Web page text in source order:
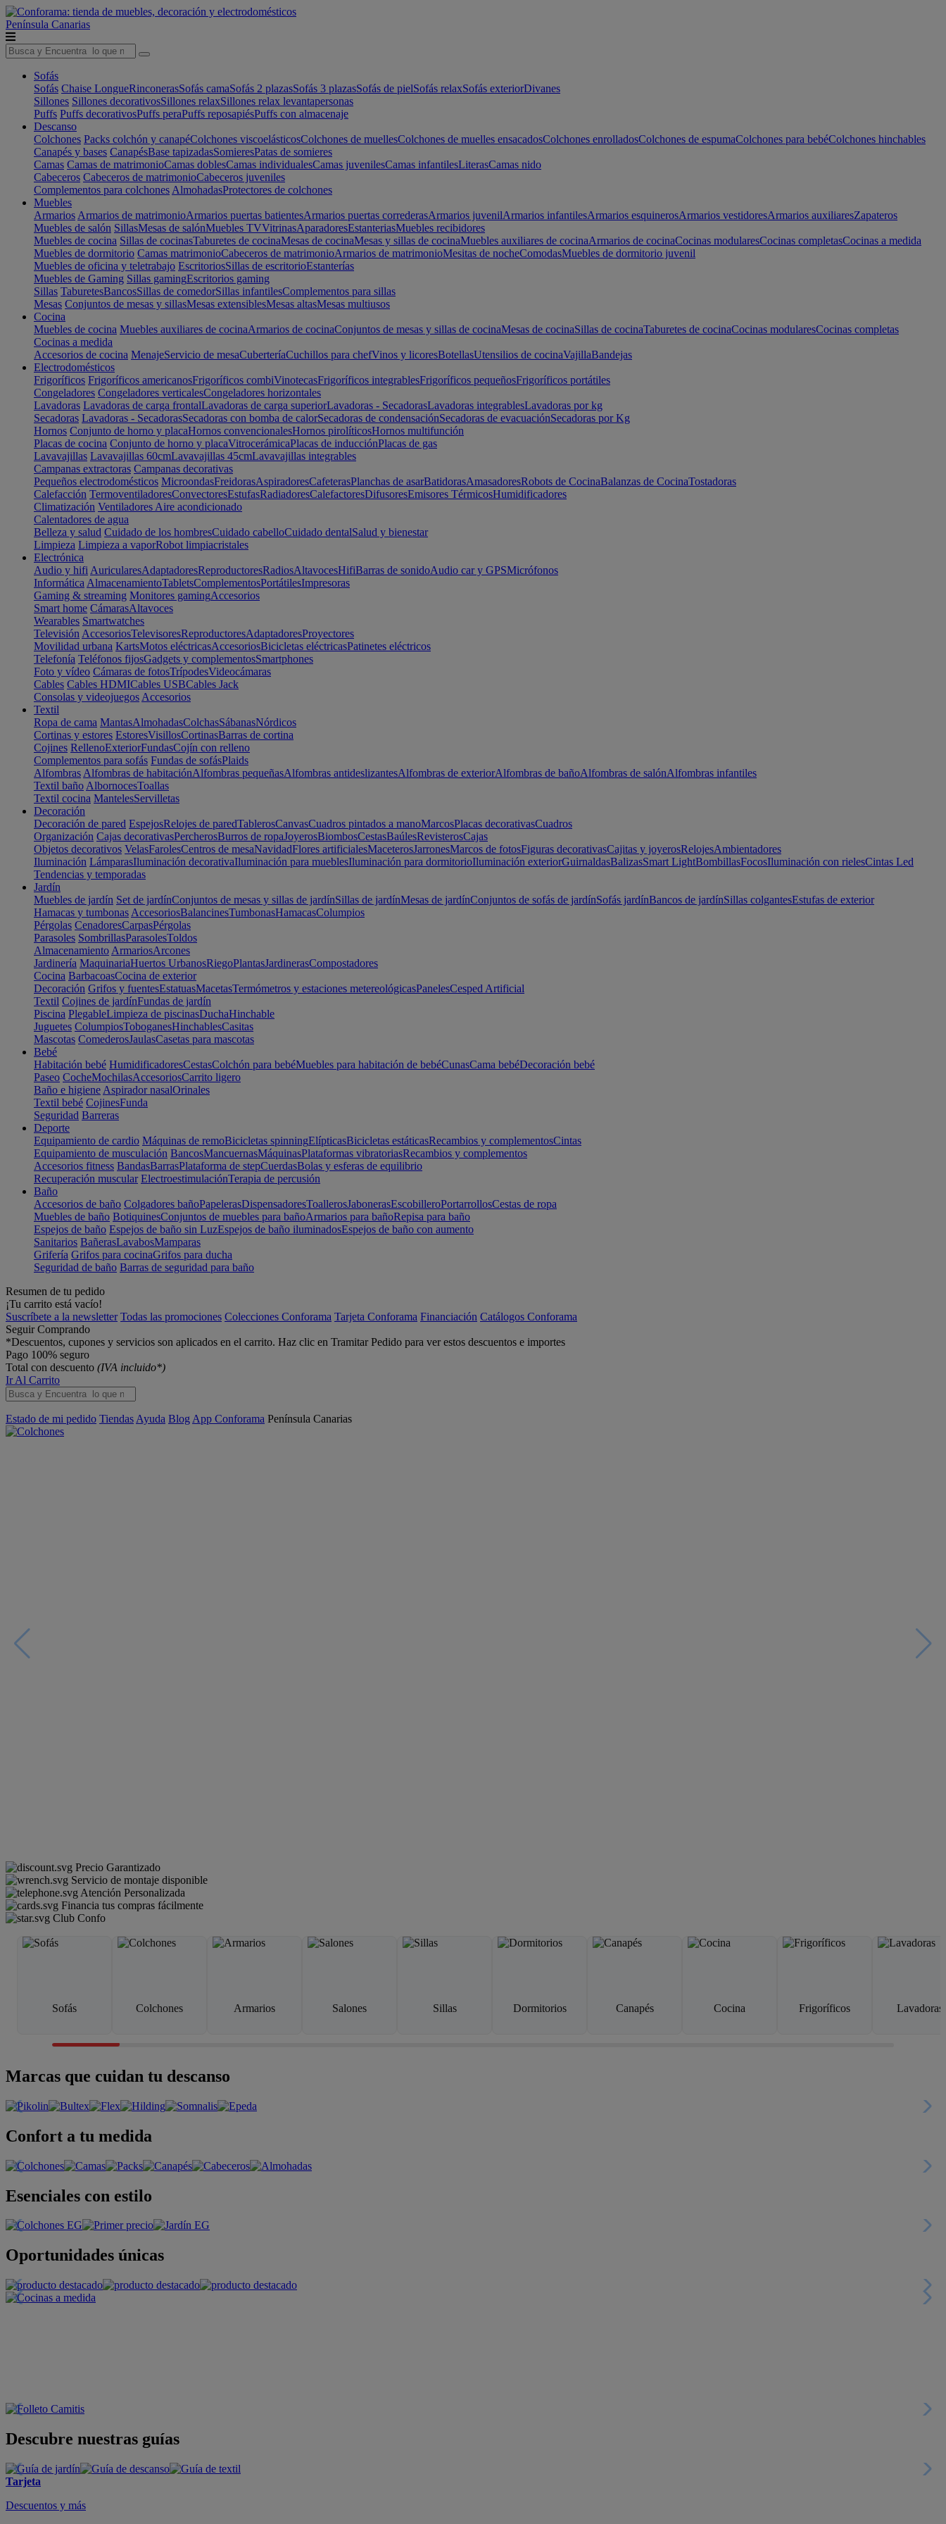
Península Canarias
Sofás
Sofás Chaise LongueRinconerasSofás camaSofás 2 plazasSofás 3 plazasSofás de pielSofás relaxSofás exteriorDivanes
Sillones Sillones decorativosSillones relaxSillones relax levantapersonas
Puffs Puffs decorativosPuffs peraPuffs reposapiésPuffs con almacenaje
Descanso
Colchones Packs colchón y canapéColchones viscoelásticosColchones de muellesColchones de muelles ensacadosColchones enrolladosColchones de espumaColchones para bebéColchones hinchables
Canapés y bases CanapésBase tapizadasSomieresPatas de somieres
Camas Camas de matrimonioCamas doblesCamas individualesCamas juvenilesCamas infantilesLiterasCamas nido
Cabeceros Cabeceros de matrimonioCabeceros juveniles
Complementos para colchones AlmohadasProtectores de colchones
Muebles
Armarios Armarios de matrimonioArmarios puertas batientesArmarios puertas correderasArmarios juvenilArmarios infantilesArmarios esquinerosArmarios vestidoresArmarios auxiliaresZapateros
Muebles de salón SillasMesas de salónMuebles TVVitrinasAparadoresEstanteriasMuebles recibidores
Muebles de cocina Sillas de cocinasTaburetes de cocinaMesas de cocinaMesas y sillas de cocinaMuebles auxiliares de cocinaArmarios de cocinaCocinas modularesCocinas completasCocinas a medida
Muebles de dormitorio Camas matrimonioCabeceros de matrimonioArmarios de matrimonioMesitas de nocheComodasMuebles de dormitorio juvenil
Muebles de oficina y teletrabajo EscritoriosSillas de escritorioEstanterías
Muebles de Gaming Sillas gamingEscritorios gaming
Sillas TaburetesBancosSillas de comedorSillas infantilesComplementos para sillas
Mesas Conjuntos de mesas y sillasMesas extensiblesMesas altasMesas multiusos
Cocina
Muebles de cocina Muebles auxiliares de cocinaArmarios de cocinaConjuntos de mesas y sillas de cocinaMesas de cocinaSillas de cocinaTaburetes de cocinaCocinas modularesCocinas completas
Cocinas a medida
Accesorios de cocina MenajeServicio de mesaCuberteríaCuchillos para chefVinos y licoresBotellasUtensilios de cocinaVajillaBandejas
Electrodomésticos
Frigoríficos Frigoríficos americanosFrigoríficos combiVinotecasFrigoríficos integrablesFrigoríficos pequeñosFrigoríficos portátiles
Congeladores Congeladores verticalesCongeladores horizontales
Lavadoras Lavadoras de carga frontalLavadoras de carga superiorLavadoras - SecadorasLavadoras integrablesLavadoras por kg
Secadoras Lavadoras - SecadorasSecadoras con bomba de calorSecadoras de condensaciónSecadoras de evacuaciónSecadoras por Kg
Hornos Conjunto de horno y placaHornos convencionalesHornos pirolíticosHornos multifunción
Placas de cocina Conjunto de horno y placaVitrocerámicaPlacas de inducciónPlacas de gas
Lavavajillas Lavavajillas 60cmLavavajillas 45cmLavavajillas integrables
Campanas extractoras Campanas decorativas
Pequeños electrodomésticos MicroondasFreidorasAspiradoresCafeterasPlanchas de asarBatidorasAmasadoresRobots de CocinaBalanzas de CocinaTostadoras
Calefacción TermoventiladoresConvectoresEstufasRadiadoresCalefactoresDifusoresEmisores TérmicosHumidificadores
Climatización Ventiladores Aire acondicionado
Calentadores de agua
Belleza y salud Cuidado de los hombresCuidado cabelloCuidado dentalSalud y bienestar
Limpieza Limpieza a vaporRobot limpiacristales
Electrónica
Audio y hifi AuricularesAdaptadoresReproductoresRadiosAltavocesHifiBarras de sonidoAudio car y GPSMicrófonos
Informática AlmacenamientoTabletsComplementosPortátilesImpresoras
Gaming & streaming Monitores gamingAccesorios
Smart home CámarasAltavoces
Wearables Smartwatches
Televisión AccesoriosTelevisoresReproductoresAdaptadoresProyectores
Movilidad urbana KartsMotos eléctricasAccesoriosBicicletas eléctricasPatinetes eléctricos
Telefonía Teléfonos fijosGadgets y complementosSmartphones
Foto y vídeo Cámaras de fotosTrípodesVideocámaras
Cables Cables HDMICables USBCables Jack
Consolas y videojuegos Accesorios
Textil
Ropa de cama MantasAlmohadasColchasSábanasNórdicos
Cortinas y estores EstoresVisillosCortinasBarras de cortina
Cojines RellenoExteriorFundasCojín con relleno
Complementos para sofás Fundas de sofásPlaids
Alfombras Alfombras de habitaciónAlfombras pequeñasAlfombras antideslizantesAlfombras de exteriorAlfombras de bañoAlfombras de salónAlfombras infantiles
Textil baño AlbornocesToallas
Textil cocina MantelesServilletas
Decoración
Decoración de pared EspejosRelojes de paredTablerosCanvasCuadros pintados a manoMarcosPlacas decorativasCuadros
Organización Cajas decorativasPercherosBurros de ropaJoyerosBiombosCestasBaúlesRevisterosCajas
Objetos decorativos VelasFarolesCentros de mesaNavidadFlores artificialesMaceterosJarronesMarcos de fotosFiguras decorativasCajitas y joyerosRelojesAmbientadores
Iluminación LámparasIluminación decorativaIluminación para mueblesIluminación para dormitorioIluminación exteriorGuirnaldasBalizasSmart LightBombillasFocosIluminación con rielesCintas Led
Tendencias y temporadas
Jardín
Muebles de jardín Set de jardínConjuntos de mesas y sillas de jardínSillas de jardínMesas de jardínConjuntos de sofás de jardínSofás jardínBancos de jardínSillas colgantesEstufas de exterior
Hamacas y tumbonas AccesoriosBalancinesTumbonasHamacasColumpios
Pérgolas CenadoresCarpasPérgolas
Parasoles SombrillasParasolesToldos
Almacenamiento ArmariosArcones
Jardinería MaquinariaHuertos UrbanosRiegoPlantasJardinerasCompostadores
Cocina BarbacoasCocina de exterior
Decoración Grifos y fuentesEstatuasMacetasTermómetros y estaciones metereológicasPanelesCesped Artificial
Textil Cojines de jardínFundas de jardín
Piscina PlegableLimpieza de piscinasDuchaHinchable
Juguetes ColumpiosToboganesHinchablesCasitas
Mascotas ComederosJaulasCasetas para mascotas
Bebé
Habitación bebé HumidificadoresCestasColchón para bebéMuebles para habitación de bebéCunasCama bebéDecoración bebé
Paseo CocheMochilasAccesoriosCarrito ligero
Baño e higiene Aspirador nasalOrinales
Textil bebé CojinesFunda
Seguridad Barreras
Deporte
Equipamiento de cardio Máquinas de remoBicicletas spinningElípticasBicicletas estáticasRecambios y complementosCintas
Equipamiento de musculación BancosMancuernasMáquinasPlataformas vibratoriasRecambios y complementos
Accesorios fitness BandasBarrasPlataforma de stepCuerdasBolas y esferas de equilibrio
Recuperación muscular ElectroestimulaciónTerapia de percusión
Baño
Accesorios de baño Colgadores bañoPapelerasDispensadoresToallerosJabonerasEscobilleroPortarrollosCestas de ropa
Muebles de baño BotiquinesConjuntos de muebles para bañoArmarios para bañoRepisa para baño
Espejos de baño Espejos de baño sin LuzEspejos de baño iluminadosEspejos de baño con aumento
Sanitarios BañerasLavabosMamparas
Grifería Grifos para cocinaGrifos para ducha
Seguridad de baño Barras de seguridad para baño
Resumen de tu pedido
¡Tu carrito está vacío!
Suscríbete a la newsletter Todas las promociones Colecciones Conforama Tarjeta Conforama Financiación Catálogos Conforama
Seguir Comprando
*Descuentos, cupones y servicios son aplicados en el carrito. Haz clic en Tramitar Pedido para ver estos descuentos e importes
Pago 100% seguro
Total con descuento (IVA incluido*)
Ir Al Carrito
Estado de mi pedido Tiendas Ayuda Blog App Conforama Península Canarias
Precio Garantizado
Servicio de montaje disponible
Atención Personalizada
Financia tus compras fácilmente
Club Confo
Sofás Colchones Armarios Salones Sillas Dormitorios Canapés Cocina Frigoríficos Lavadoras
Marcas que cuidan tu descanso
Confort a tu medida
Esenciales con estilo
Oportunidades únicas
Descubre nuestras guías
Tarjeta
Descuentos y más